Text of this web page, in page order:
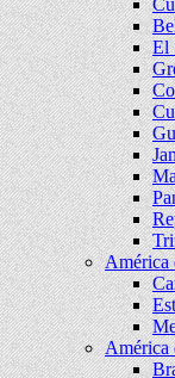
El
América
América